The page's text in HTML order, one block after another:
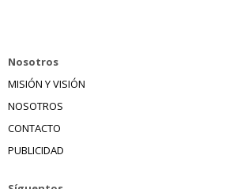
Nosotros
MISIÓN Y VISIÓN
NOSOTROS
CONTACTO
PUBLICIDAD